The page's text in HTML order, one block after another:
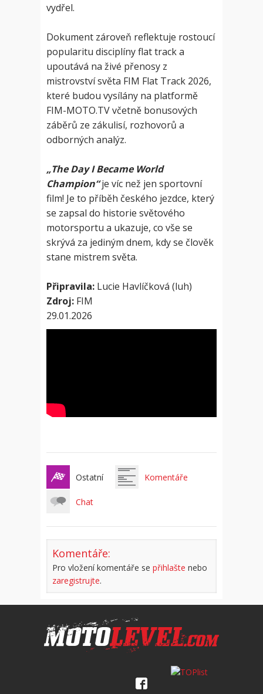
vydřel.
Dokument zároveň reflektuje rostoucí
popularitu disciplíny flat track a
upoutává na živé přenosy z
mistrovství světa FIM Flat Track 2026,
které budou vysílány na platformě
FIM-MOTO.TV včetně bonusových
záběrů ze zákulisí, rozhovorů a
odborných analýz.
„The Day I Became World
Champion“je víc než jen sportovní
film! Je to příběh českého jezdce, který
se zapsal do historie světového
motorsportu a ukazuje, co vše se
skrývá za jediným dnem, kdy se člověk
stane mistrem světa.
Připravila: Lucie Havlíčková (luh)
Zdroj: FIM
29.01.2026
Ostatní Komentáře
Chat
Komentáře:
Pro vložení komentáře se přihlašte nebo
zaregistrujte.